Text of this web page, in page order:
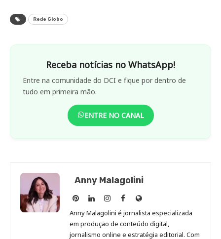
Rede Globo
Receba notícias no WhatsApp!
Entre na comunidade do DCI e fique por dentro de
tudo em primeira mão.
ENTRE NO CANAL
Anny Malagolini
Anny
Malagolini
no
Pinterest
Anny
Malagolini
no
LinkedIn
Anny
Malagolini
no
Instagram
Anny
Malagolini
no
Facebook
Site
de
Anny
Malagolini
Anny Malagolini é jornalista especializada
em produção de conteúdo digital,
jornalismo online e estratégia editorial. Com